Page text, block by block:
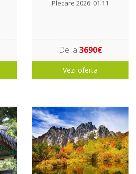
Plecare 2026: 01.11
De la 3690€
Vezi oferta